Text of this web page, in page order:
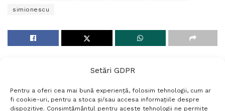
Setări GDPR
Pentru a oferi cea mai bună experiență, folosim tehnologii, cum ar
fi cookie-uri, pentru a stoca și/sau accesa informațiile despre
dispozitive. Consimțământul pentru aceste tehnologii ne permite
simionescu